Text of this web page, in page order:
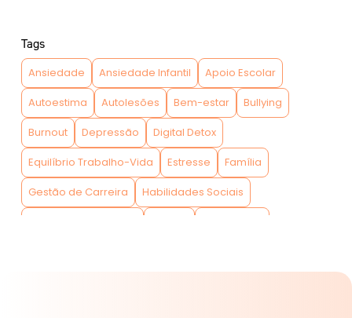
Tags
Ansiedade Ansiedade Infantil
Apoio Escolar
Autoestima
Autolesões Bem-estar
Bullying
Burnout
Depressão
Digital Detox
Equilíbrio Trabalho-Vida
Estresse
Família
Gestão de Carreira
Habilidades Sociais